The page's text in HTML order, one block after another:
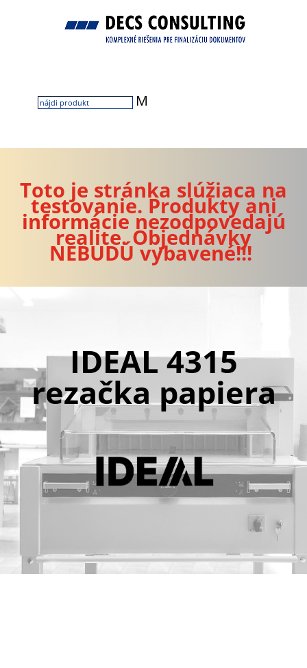
M
Toto je stránka slúžiaca na
testovanie. Produkty ani
informácie nezodpovedajú
realite. Objednávky
NEBUDÚ vybavené!!!
IDEAL 4315
rezačka papiera